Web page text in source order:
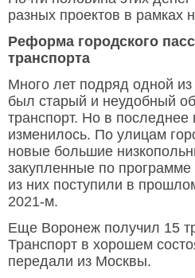
разных проектов в рамках
Реформа городского
транспорта
Много лет подряд одной
был старый и неудобный
транспорт. Но в последнее
изменилось. По улицам
новые большие
закупленные по программе
из них поступили в
2021-м.
Еще Воронеж получил 15
Транспорт в хорошем
передали из Москвы.